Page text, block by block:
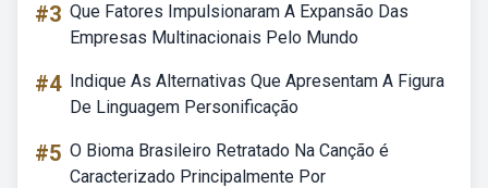
#3 Que Fatores Impulsionaram A Expansão Das
Empresas Multinacionais Pelo Mundo
#4 Indique As Alternativas Que Apresentam A Figura
De Linguagem Personificação
#5 O Bioma Brasileiro Retratado Na Canção é
Caracterizado Principalmente Por